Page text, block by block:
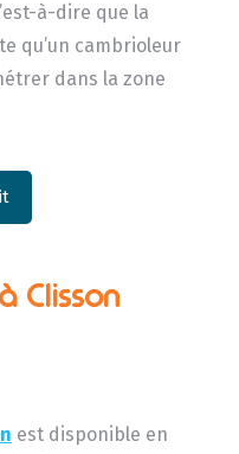
à-dire que la
qu’un cambrioleur
dans la zone
Clisson
est disponible en